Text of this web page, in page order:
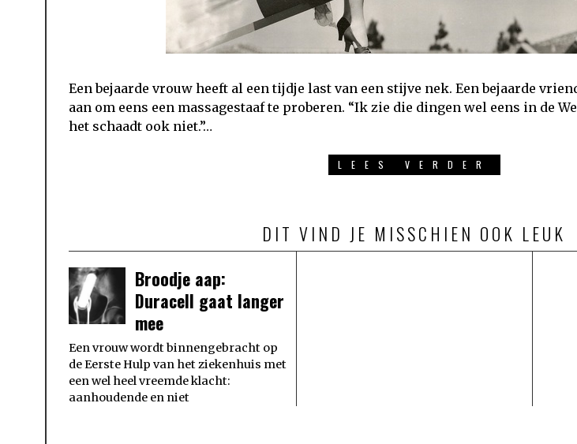
Een bejaarde vrouw heeft al een tijdje last van een stijve nek. Een bejaarde
aan om eens een massagestaaf te proberen. “Ik zie die dingen wel eens in de
het schaadt ook niet.”…
LEES VERDER
DIT VIND JE MISSCHIEN OOK LEUK
Broodje aap:
Duracell gaat langer
mee
Een vrouw wordt binnengebracht op
de Eerste Hulp van het ziekenhuis met
een wel heel vreemde klacht:
aanhoudende en niet